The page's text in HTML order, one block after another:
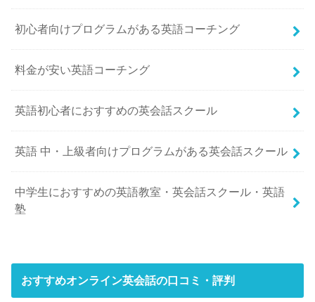
初心者向けプログラムがある英語コーチング
料金が安い英語コーチング
英語初心者におすすめの英会話スクール
英語 中・上級者向けプログラムがある英会話スクール
中学生におすすめの英語教室・英会話スクール・英語
塾
おすすめオンライン英会話の口コミ・評判